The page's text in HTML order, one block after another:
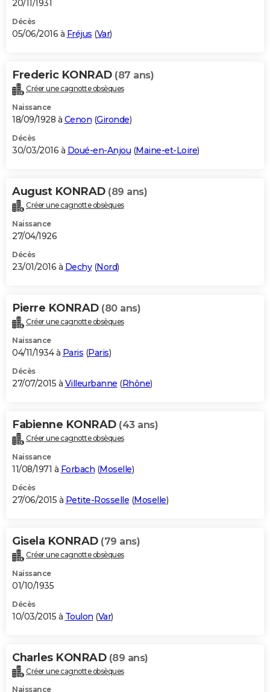
20/11/1931
Décès
05/06/2016 à Fréjus (Var)
Frederic KONRAD (87 ans)
Créer une cagnotte obsèques
Naissance
18/09/1928 à Cenon (Gironde)
Décès
30/03/2016 à Doué-en-Anjou (Maine-et-Loire)
August KONRAD (89 ans)
Créer une cagnotte obsèques
Naissance
27/04/1926
Décès
23/01/2016 à Dechy(Nord)
Pierre KONRAD (80 ans)
Créer une cagnotte obsèques
Naissance
04/11/1934 à Paris (Paris)
Décès
27/07/2015 à Villeurbanne (Rhône)
Fabienne KONRAD (43 ans)
Créer une cagnotte obsèques
Naissance
11/08/1971 à Forbach (Moselle)
Décès
27/06/2015 à Petite-Rosselle (Moselle)
Gisela KONRAD (79 ans)
Créer une cagnotte obsèques
Naissance
01/10/1935
Décès
10/03/2015 à Toulon (Var)
Charles KONRAD (89 ans)
Créer une cagnotte obsèques
Naissance